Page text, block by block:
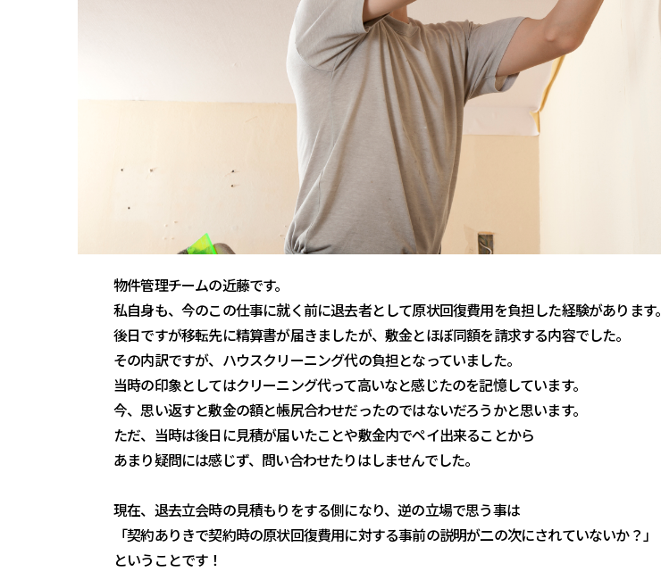
物件管理チームの近藤です。
私自身も、今のこの仕事に就く前に退去者として原状回復費用を負担した経験があります。
後日ですが移転先に精算書が届きましたが、敷金とほぼ同額を請求する内容でした。
その内訳ですが、ハウスクリーニング代の負担となっていました。
当時の印象としてはクリーニング代って高いなと感じたのを記憶しています。
今、思い返すと敷金の額と帳尻合わせだったのではないだろうかと思います。
ただ、当時は後日に見積が届いたことや敷金内でペイ出来ることから
あまり疑問には感じず、問い合わせたりはしませんでした。
現在、退去立会時の見積もりをする側になり、逆の立場で思う事は
「契約ありきで契約時の原状回復費用に対する事前の説明が二の次にされていないか？」
ということです！